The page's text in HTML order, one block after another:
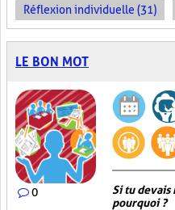
Réflexion individuelle (31)
LE BON MOT
0
Si tu devais
pourquoi ?